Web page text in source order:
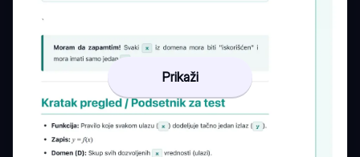
Prikaži